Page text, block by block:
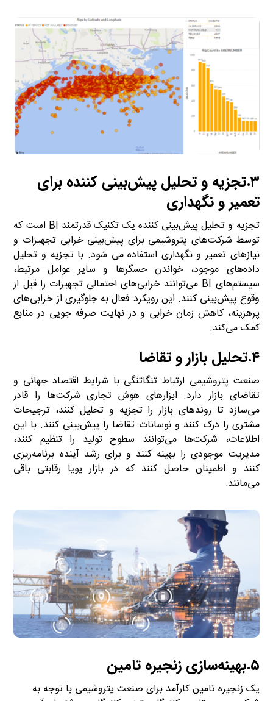
۳.تجزیه و تحلیل پیش‌بینی کننده برای
تعمیر و نگهداری
تجزیه و تحلیل پیش‌بینی کننده یک تکنیک قدرتمند BI است که
توسط شرکت‌های پتروشیمی برای پیش‌بینی خرابی تجهیزات و
نیازهای تعمیر و نگهداری استفاده می شود. با تجزیه و تحلیل
داده‌های موجود، خواندن حسگرها و سایر عوامل مرتبط،
سیستم‌های BI می‌توانند خرابی‌های احتمالی تجهیزات را قبل از
وقوع پیش‌بینی کنند. این رویکرد فعال به جلوگیری از خرابی‌های
پرهزینه، کاهش زمان خرابی و در نهایت صرفه جویی در منابع
کمک می‌کند.
۴.تحلیل بازار و تقاضا
صنعت پتروشیمی ارتباط تنگاتنگی با شرایط اقتصاد جهانی و
تقاضای بازار دارد. ابزارهای هوش تجاری شرکت‌ها را قادر
می‌سازد تا روندهای بازار را تجزیه و تحلیل کنند، ترجیحات
مشتری را درک کنند و نوسانات تقاضا را پیش‌بینی کنند. با این
اطلاعات، شرکت‌ها می‌توانند سطوح تولید را تنظیم کنند،
مدیریت موجودی را بهینه کنند و برای رشد آینده برنامه‌ریزی
کنند و اطمینان حاصل کنند که در بازار پویا رقابتی باقی
می‌مانند.
۵.بهینه‌سازی زنجیره تامین
یک زنجیره تامین کارآمد برای صنعت پتروشیمی با توجه به